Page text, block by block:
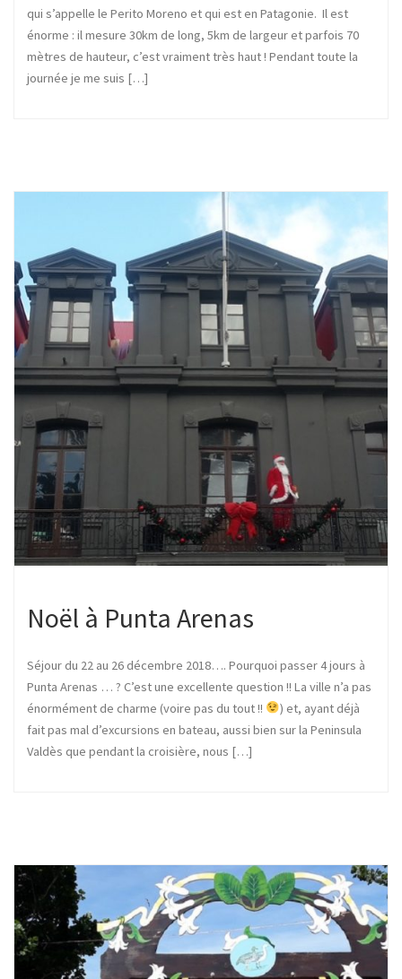
qui s’appelle le Perito Moreno et qui est en Patagonie. Il est
énorme : il mesure 30km de long, 5km de largeur et parfois 70
mètres de hauteur, c’est vraiment très haut ! Pendant toute la
journée je me suis […]
Noël à Punta Arenas
Séjour du 22 au 26 décembre 2018…. Pourquoi passer 4 jours à
Punta Arenas … ? C’est une excellente question !! La ville n’a pas
énormément de charme (voire pas du tout !!
) et, ayant déjà
fait pas mal d’excursions en bateau, aussi bien sur la Peninsula
Valdès que pendant la croisière, nous […]